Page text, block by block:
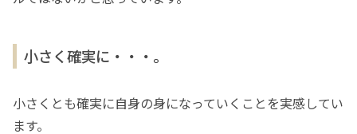
小さく確実に・・・。
小さくとも確実に自身の身になっていくことを実感してい
ます。